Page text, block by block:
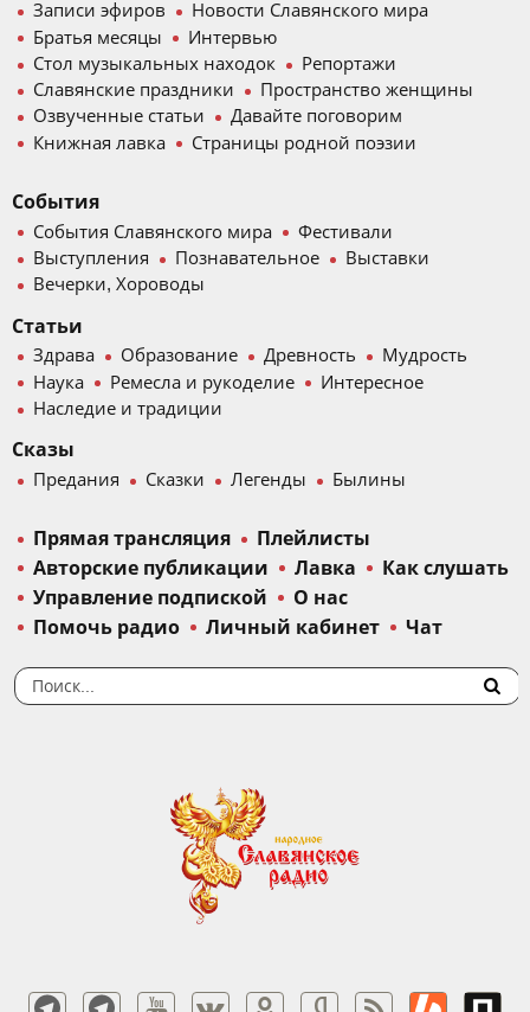
Записи эфиров
Новости Славянского мира
Братья месяцы
Интервью
Стол музыкальных находок
Репортажи
Славянские праздники
Пространство женщины
Озвученные статьи
Давайте поговорим
Книжная лавка
Страницы родной поэзии
События
События Славянского мира
Фестивали
Выступления
Познавательное
Выставки
Вечерки, Хороводы
Статьи
Здрава Образование Древность
Мудрость
Наука
Ремесла и рукоделие
Интересное
Наследие и традиции
Сказы
Предания Сказки Легенды Былины
Прямая трансляция
Плейлисты
Авторские публикации
Лавка
Как слушать
Управление подпиской
О нас
Помочь радио
Личный кабинет Чат